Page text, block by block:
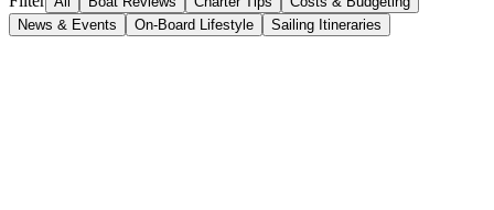
News & Events
On-Board Lifestyle Sailing Itineraries